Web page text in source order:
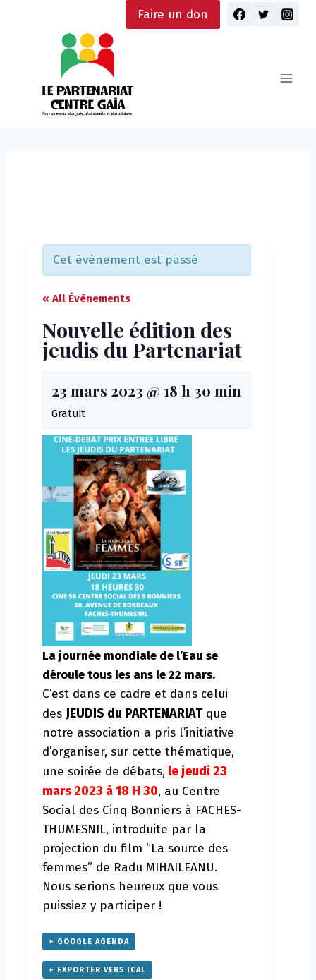
Faire un don
Cet évènement est passé
« All Évènements
Nouvelle édition des
jeudis du Partenariat
23 mars 2023 @ 18 h 30 min
Gratuit
La journée mondiale de l’Eau se
déroule tous les ans le 22 mars.
C’est dans ce cadre et dans celui
des JEUDIS du PARTENARIATque
notre association a pris l’initiative
d’organiser, sur cette thématique,
une soirée de débats, le jeudi 23
mars 2023 à 18 H 30, au Centre
Social des Cinq Bonniers à FACHES-
THUMESNIL, introduite par la
projection du film “La source des
femmes” de Radu MIHAILEANU.
Nous serions heureux que vous
puissiez y participer !
+ GOOGLE AGENDA
+ EXPORTER VERS ICAL